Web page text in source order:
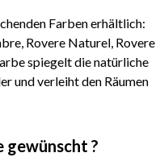
Farben erhältlich:
Rovere Naturel, Rovere
spiegelt die natürliche
und verleiht den Räumen
gewünscht ?